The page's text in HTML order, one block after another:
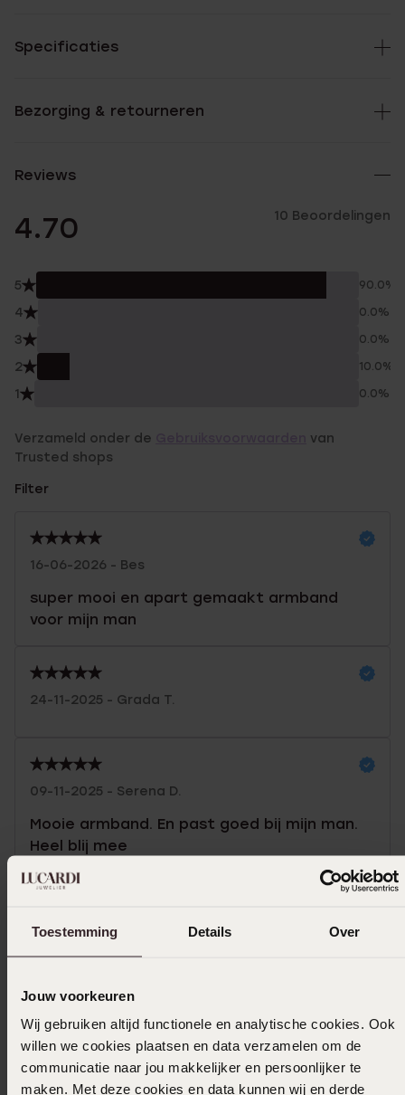
Toestemming Details Over
Jouw voorkeuren
Wij gebruiken altijd functionele en analytische cookies. Ook
willen we cookies plaatsen en data verzamelen om de
communicatie naar jou makkelijker en persoonlijker te
maken. Met deze cookies en data kunnen wij en derde
Specificaties
Bezorging & retourneren
Reviews
4.70 10 Beoordelingen
5 90.0%
4 0.0%
3 0.0%
2 10.0%
1 0.0%
Verzameld onder de
van
Trusted shops
Filter
16-06-2026 - Bes
super mooi en apart gemaakt armband
voor mijn man
24-11-2025 - Grada T.
09-11-2025 - Serena D.
Mooie armband. En past goed bij mijn man.
Heel blij mee
Ook leuk voor jou